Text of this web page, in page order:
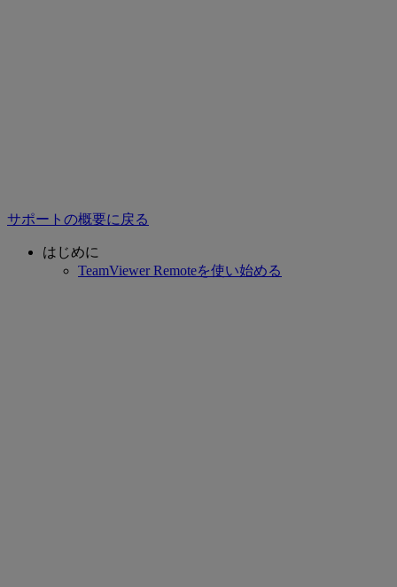
サポートの概要に戻る
はじめに
TeamViewer Remoteを使い始める